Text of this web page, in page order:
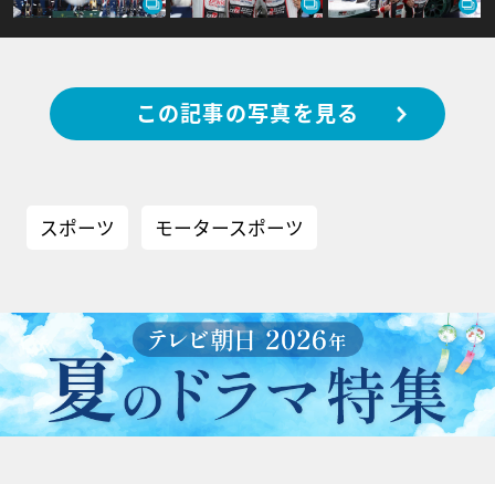
この記事の写真を見る
スポーツ モータースポーツ